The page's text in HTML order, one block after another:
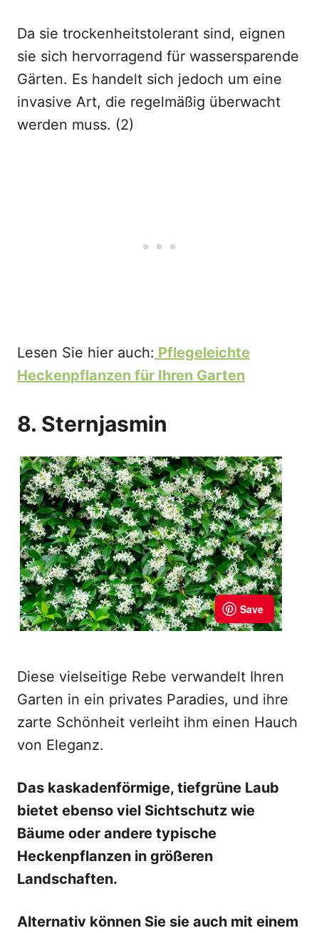
Da sie trockenheitstolerant sind, eignen
sie sich hervorragend für wassersparende
Gärten. Es handelt sich jedoch um eine
invasive Art, die regelmäßig überwacht
werden muss. (2)
Lesen Sie hier auch: Pflegeleichte
Heckenpflanzen für Ihren Garten
8. Sternjasmin
Diese vielseitige Rebe verwandelt Ihren
Garten in ein privates Paradies, und ihre
zarte Schönheit verleiht ihm einen Hauch
von Eleganz.
Das kaskadenförmige, tiefgrüne Laub
bietet ebenso viel Sichtschutz wie
Bäume oder andere typische
Heckenpflanzen in größeren
Landschaften.
Alternativ können Sie sie auch mit einem